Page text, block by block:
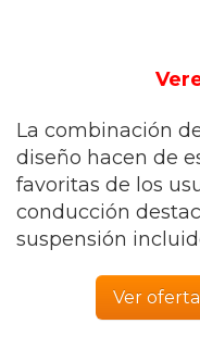
La combinación
diseño hacen de
favoritas de los
conducción
suspensión
Ver